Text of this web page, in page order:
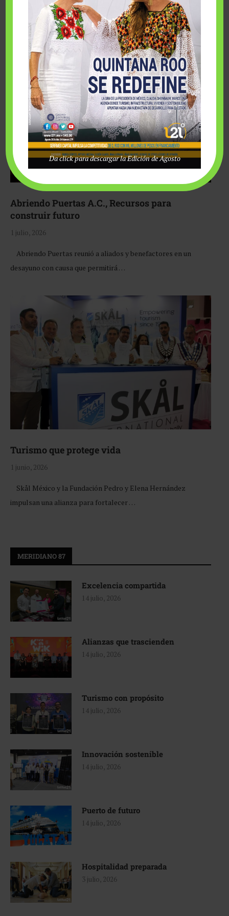
Fairmont Mayakoba y Make-A-Wish México unieron
esfuerzos para hacer realidad el deseo de una …
Abriendo Puertas A.C., Recursos para
construir futuro
1 julio, 2026
Abriendo Puertas reunió a aliados y benefactores en un
desayuno con causa que permitirá …
Turismo que protege vida
1 junio, 2026
Skål México y la Fundación Pedro y Elena Hernández
impulsan una alianza para fortalecer …
MERIDIANO 87
Excelencia compartida
14 julio, 2026
Alianzas que trascienden
14 julio, 2026
Turismo con propósito
14 julio, 2026
Innovación sostenible
14 julio, 2026
Puerto de futuro
14 julio, 2026
Hospitalidad preparada
3 julio, 2026
Da click para descargar la Edición de Agosto